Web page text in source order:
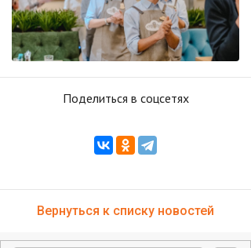
Поделиться в соцсетях
Вернуться к списку новостей